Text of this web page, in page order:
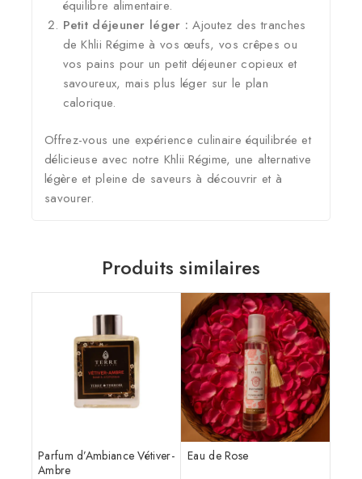
équilibre alimentaire.
Petit déjeuner léger : Ajoutez des tranches
de Khlii Régime à vos œufs, vos crêpes ou
vos pains pour un petit déjeuner copieux et
savoureux, mais plus léger sur le plan
calorique.
Offrez-vous une expérience culinaire équilibrée et
délicieuse avec notre Khlii Régime, une alternative
légère et pleine de saveurs à découvrir et à
savourer.
Produits similaires
Parfum d’Ambiance Vétiver-
Ambre
Eau de Rose